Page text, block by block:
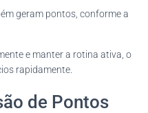
geram pontos, conforme a
e manter a rotina ativa, o
rapidamente.
de Pontos